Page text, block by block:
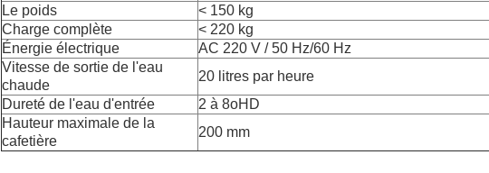
Le poids
< 150 kg
Charge complète
< 220 kg
Énergie électrique
AC 220 V / 50 Hz/60 Hz
Vitesse de sortie de l'eau
chaude
20 litres par heure
Dureté de l'eau d'entrée
2 à 8oHD
Hauteur maximale de la
cafetière
200 mm